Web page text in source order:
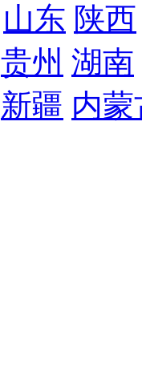
山东 陕西
贵州 湖南
新疆 内蒙